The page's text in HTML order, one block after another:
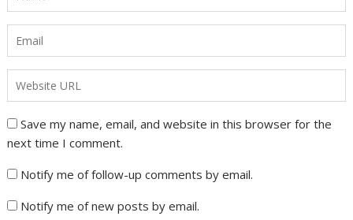
Save my name, email, and website in this browser for the
next time I comment.
Notify me of follow-up comments by email.
Notify me of new posts by email.